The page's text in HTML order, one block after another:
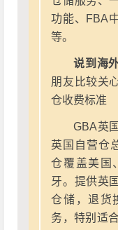
功能、FBA
等。
说到海
朋友比较关
仓收费标准
GBA英
英国自营仓
仓覆盖美国
牙。提供英
仓储，退货
务，特别适